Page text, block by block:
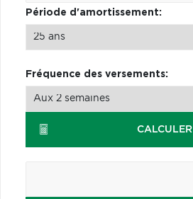
Période d'amortissement:
Fréquence des versements:
CALCULER